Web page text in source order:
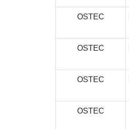
OSTEC
OSTEC
OSTEC
OSTEC